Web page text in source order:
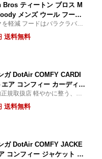
Bros ティートン ブロス M
メンズ ウール フーデ
ヤー 2025 FW 25秋冬モデ
2025-2026 Fall/Winter T
軽減 フードはバラクラバと
能
送料無料
ガ DotAir COMFY CARDI
ア コンフィー カーディガ
カーディガン 吸汗速乾 N
WEAR 2026 春夏モデル
規取扱店 軽やかに整う、夏
ガン 通気性・吸汗速乾に優
ノーカラーカーディガン
送料無料
ガ DotAir COMFY JACKE
コンフィー ジャケット テ